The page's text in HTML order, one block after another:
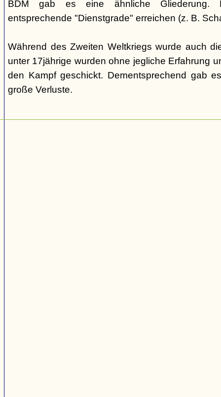
BDM gab es eine ähnliche Gliederung.
entsprechende "Dienstgrade" erreichen (z. B.
Während des Zweiten Weltkriegs wurde auch
unter 17jährige wurden ohne jegliche Erfahrung
den Kampf geschickt. Dementsprechend gab
große Verluste.